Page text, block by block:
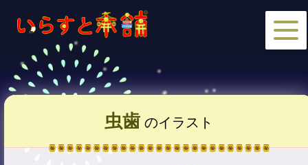
虫歯 のイラスト